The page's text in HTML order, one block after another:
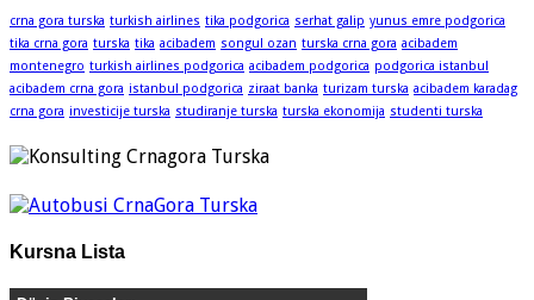
crna gora turska turkish airlines tika podgorica serhat galip yunus emre podgorica
tika crna gora turska tika acibadem songul ozan turska crna gora acibadem
montenegro turkish airlines podgorica acibadem podgorica podgorica istanbul
acibadem crna gora istanbul podgorica ziraat banka turizam turska acibadem karadag
crna gora investicije turska studiranje turska turska ekonomija studenti turska
Kursna Lista